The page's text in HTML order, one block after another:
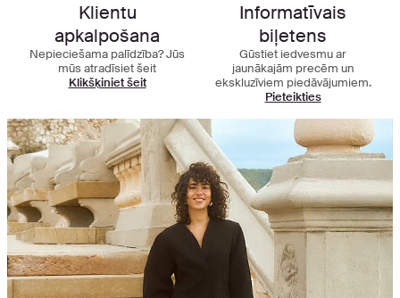
Klientu
apkalpošana
Nepieciešama palīdzība? Jūs
mūs atradīsiet šeit
Klikšķiniet šeit
Informatīvais
biļetens
Gūstiet iedvesmu ar
jaunākajām precēm un
ekskluzīviem piedāvājumiem.
Pieteikties